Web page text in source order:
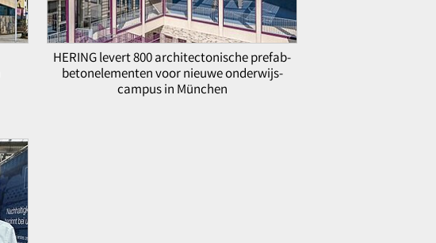
HERING levert 800 architectonische prefab-
betonelementen voor nieuwe onderwijs-
campus in München